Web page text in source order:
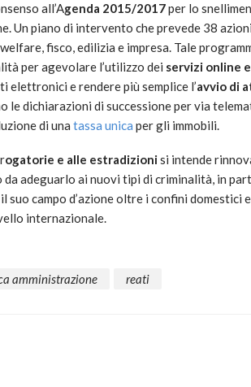
all’Agenda 2015/2017per lo
Un piano di intervento che prevede 38
fisco, edilizia e impresa. Tale
per agevolare l’utilizzo dei servizi online
elettronici e rendere più semplice l’avvio di
dichiarazioni di successione per via
di una tassa unica per gli immobili.
ogatorie e alle estradizionisi intende
adeguarlo ai nuovi tipi di criminalità, in
suo campo d’azione oltre i confini domestici
internazionale.
amministrazione reati